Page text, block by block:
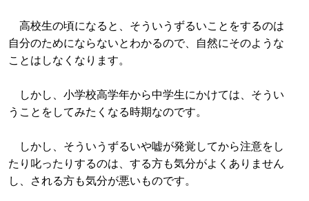
高校生の頃になると、そういうずるいことをするのは
自分のためにならないとわかるので、自然にそのような
ことはしなくなります。
しかし、小学校高学年から中学生にかけては、そうい
うことをしてみたくなる時期なのです。
しかし、そういうずるいや嘘が発覚してから注意をし
たり叱ったりするのは、する方も気分がよくありません
し、される方も気分が悪いものです。